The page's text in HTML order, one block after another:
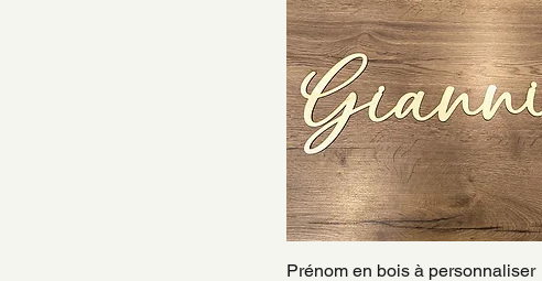
Aperçu rapide
Prénom en bois à personnaliser